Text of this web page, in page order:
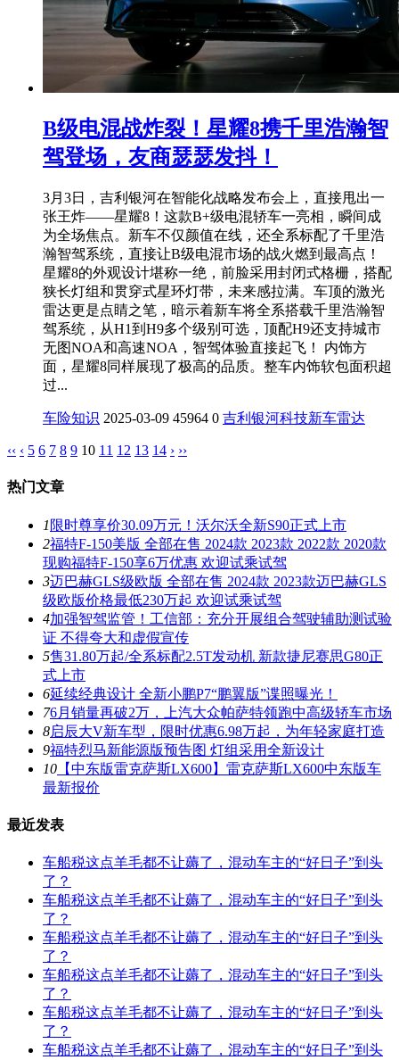
B级电混战炸裂！星耀8携千里浩瀚智
驾登场，友商瑟瑟发抖！
​3月3日，吉利银河在智能化战略发布会上，直接甩出一
张王炸——星耀8！这款B+级电混轿车一亮相，瞬间成
为全场焦点。新车不仅颜值在线，还全系标配了千里浩
瀚智驾系统，直接让B级电混市场的战火燃到最高点！
星耀8的外观设计堪称一绝，前脸采用封闭式格栅，搭配
狭长灯组和贯穿式星环灯带，未来感拉满。车顶的激光
雷达更是点睛之笔，暗示着新车将全系搭载千里浩瀚智
驾系统，从H1到H9多个级别可选，顶配H9还支持城市
无图NOA和高速NOA，智驾体验直接起飞！ 内饰方
面，星耀8同样展现了极高的品质。整车内饰软包面积超
过...
车险知识 2025-03-09 45964 0 吉利 银河科技新车雷达
‹‹ ‹ 5 6 7 8 9 10 11 12 13 14 › ››
热门文章
1 限时尊享价30.09万元！沃尔沃全新S90正式上市
2福特F-150美版 全部在售 2024款 2023款 2022款 2020款
现购福特F-150享6万优惠 欢迎试乘试驾
3迈巴赫GLS级欧版 全部在售 2024款 2023款迈巴赫GLS
级欧版价格最低230万起 欢迎试乘试驾
4加强智驾监管！工信部：充分开展组合驾驶辅助测试验
证 不得夸大和虚假宣传
5售31.80万起/全系标配2.5T发动机 新款捷尼赛思G80正
式上市
6延续经典设计 全新小鹏P7“鹏翼版”谍照曝光！
76月销量再破2万，上汽大众帕萨特领跑中高级轿车市场
8启辰大V新车型，限时优惠6.98万起，为年轻家庭打造
9福特烈马新能源版预告图 灯组采用全新设计
10 【中东版雷克萨斯LX600】雷克萨斯LX600中东版车
最新报价
最近发表
车船税这点羊毛都不让薅了，混动车主的“好日子”到头
了？
车船税这点羊毛都不让薅了，混动车主的“好日子”到头
了？
车船税这点羊毛都不让薅了，混动车主的“好日子”到头
了？
车船税这点羊毛都不让薅了，混动车主的“好日子”到头
了？
车船税这点羊毛都不让薅了，混动车主的“好日子”到头
了？
车船税这点羊毛都不让薅了，混动车主的“好日子”到头